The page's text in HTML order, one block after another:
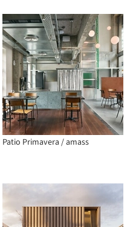
Patio Primavera / amass